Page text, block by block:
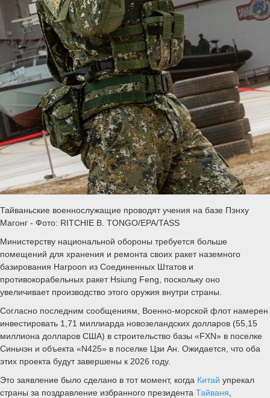
Тайваньские военнослужащие проводят учения на базе Пэнху
Магонг - Фото: RITCHIE B. TONGO/EPA/TASS
Министерству национальной обороны требуется больше
помещений для хранения и ремонта своих ракет наземного
базирования Harpoon из Соединенных Штатов и
противокорабельных ракет Hsiung Feng, поскольку оно
увеличивает производство этого оружия внутри страны.
Согласно последним сообщениям, Военно-морской флот намерен
инвестировать 1,71 миллиарда новозеландских долларов (55,15
миллиона долларов США) в строительство базы «FXN» в поселке
Синьчэн и объекта «N425» в поселке Цзи Ан. Ожидается, что оба
этих проекта будут завершены к 2026 году.
Это заявление было сделано в тот момент, когда Китай упрекал
страны за поздравление избранного президента Тайваня